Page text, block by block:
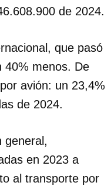
de 2024.
que pasó
40% menos. De
avión: un 23,4%
de 2024.
general,
en 2023 a
al transporte por